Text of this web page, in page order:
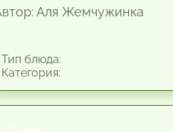
Аля Жемчужинка
блюда: